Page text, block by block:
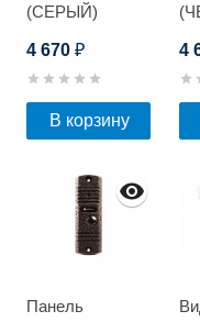
(СЕРЫЙ)
4 670 ₽
В корзину
4
Панель